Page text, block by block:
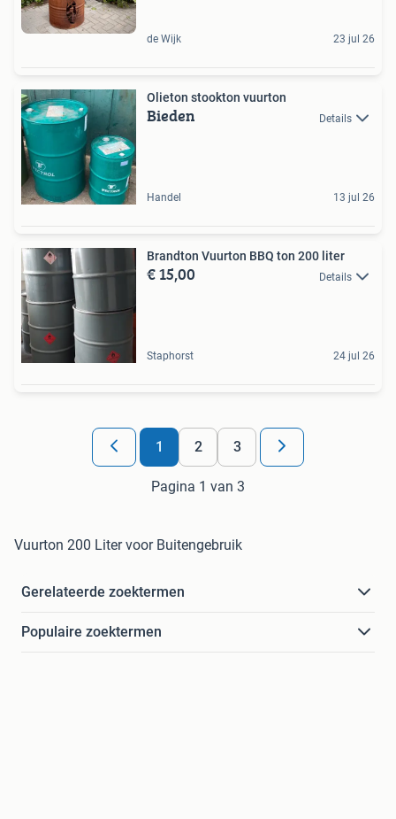
de Wijk 23 jul 26
Olieton stookton vuurton
Bieden Details
Handel 13 jul 26
Brandton Vuurton BBQ ton 200 liter
€ 15,00 Details
Staphorst 24 jul 26
1 2 3
Pagina 1 van 3
Vuurton 200 Liter voor Buitengebruik
Gerelateerde zoektermen
Populaire zoektermen